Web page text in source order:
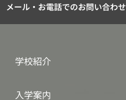
メール・お電話でのお問い合わせ
学校紹介
入学案内